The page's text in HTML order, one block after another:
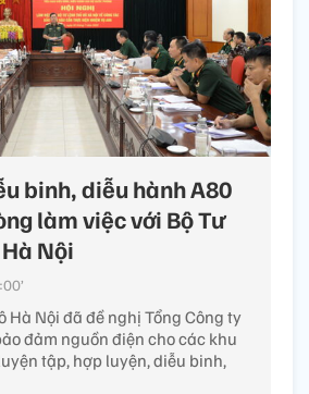
binh, diễu hành A80
làm việc với Bộ Tư
Nội
Hà Nội đã đề nghị Tổng Công ty
đảm nguồn điện cho các khu
tập, hợp luyện, diễu binh,